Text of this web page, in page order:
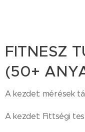
FITNESZ
(50+
A kezdet: mérések
A kezdet: Fittségi